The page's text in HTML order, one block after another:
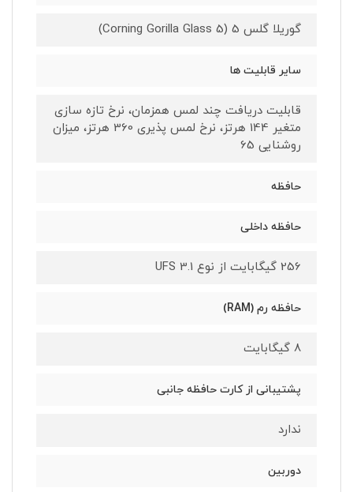
گوریلا گلس 5 (Corning Gorilla Glass 5)
سایر قابلیت ها
قابلیت دریافت چند لمس همزمان، نرخ تازه سازی
متغیر 144 هرتز، نرخ لمس پذیری 360 هرتز، میزان
روشنایی 65
حافظه
حافظه داخلی
256 گیگابایت از نوع UFS 3.1
حافظه رم (RAM)
8 گیگابایت
پشتیبانی از کارت حافظه جانبی
ندارد
دوربین